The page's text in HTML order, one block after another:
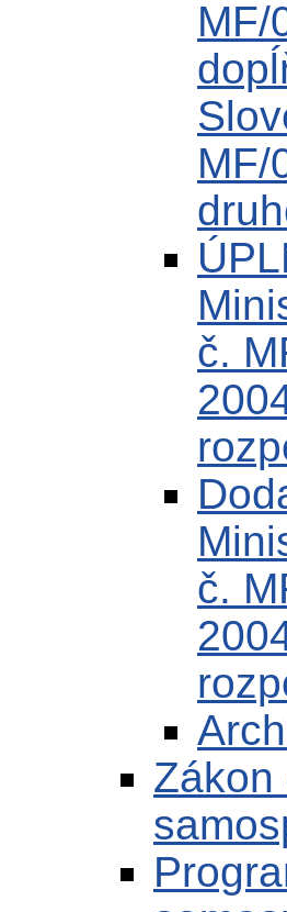
MF/
MF/
č.
č.
Zákon